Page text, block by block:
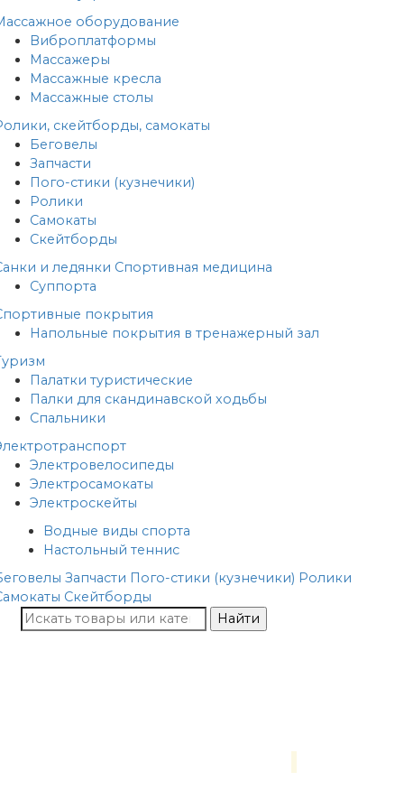
оборудование
Виброплатформы
Массажеры
Массажные кресла
Массажные столы
скейтборды, самокаты
Беговелы
Запчасти
Пого-стики (кузнечики)
Ролики
Самокаты
Скейтборды
и ледянки Спортивная медицина
Суппорта
покрытия
Напольные покрытия в тренажерный зал
Палатки туристические
Палки для скандинавской ходьбы
Спальники
Электровелосипеды
Электросамокаты
Электроскейты
Водные виды спорта
Настольный теннис
Запчасти Пого-стики (кузнечики) Ролики
Скейтборды
Найти